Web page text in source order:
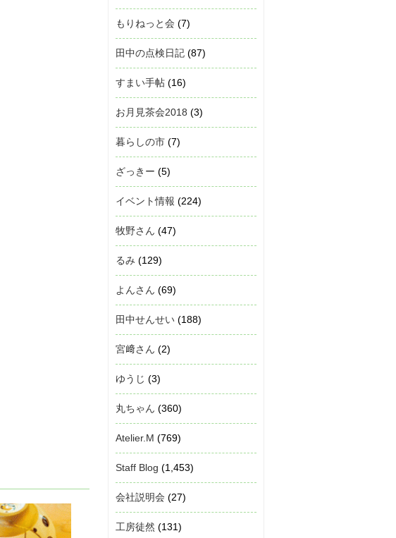
もりねっと会 (7)
田中の点検日記 (87)
すまい手帖 (16)
お月見茶会2018 (3)
暮らしの市 (7)
ざっきー (5)
イベント情報 (224)
牧野さん (47)
るみ (129)
よんさん (69)
田中せんせい (188)
宮﨑さん (2)
ゆうじ (3)
丸ちゃん (360)
Atelier.M (769)
Staff Blog (1,453)
会社説明会 (27)
工房徒然 (131)